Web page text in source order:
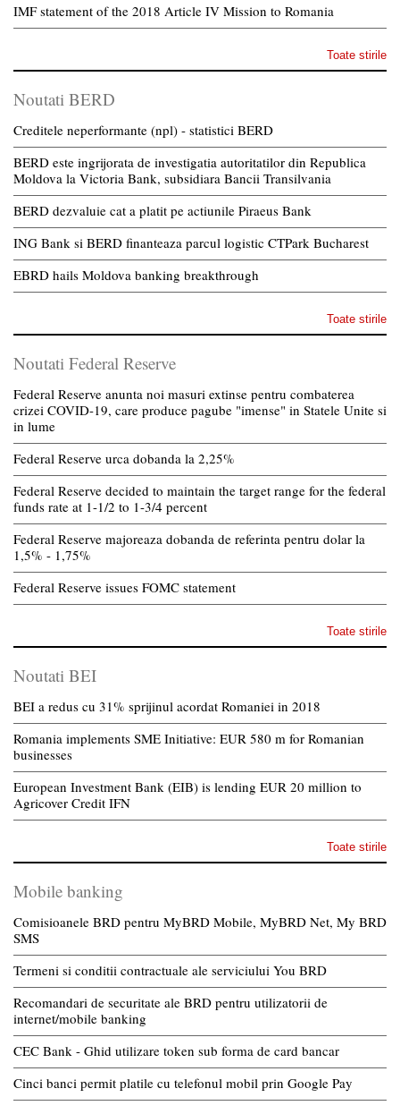
IMF statement of the 2018 Article IV Mission to Romania
Toate stirile
Noutati BERD
Creditele neperformante (npl) - statistici BERD
BERD este ingrijorata de investigatia autoritatilor din Republica
Moldova la Victoria Bank, subsidiara Bancii Transilvania
BERD dezvaluie cat a platit pe actiunile Piraeus Bank
ING Bank si BERD finanteaza parcul logistic CTPark Bucharest
EBRD hails Moldova banking breakthrough
Toate stirile
Noutati Federal Reserve
Federal Reserve anunta noi masuri extinse pentru combaterea
crizei COVID-19, care produce pagube "imense" in Statele Unite si
in lume
Federal Reserve urca dobanda la 2,25%
Federal Reserve decided to maintain the target range for the federal
funds rate at 1-1/2 to 1-3/4 percent
Federal Reserve majoreaza dobanda de referinta pentru dolar la
1,5% - 1,75%
Federal Reserve issues FOMC statement
Toate stirile
Noutati BEI
BEI a redus cu 31% sprijinul acordat Romaniei in 2018
Romania implements SME Initiative: EUR 580 m for Romanian
businesses
European Investment Bank (EIB) is lending EUR 20 million to
Agricover Credit IFN
Toate stirile
Mobile banking
Comisioanele BRD pentru MyBRD Mobile, MyBRD Net, My BRD
SMS
Termeni si conditii contractuale ale serviciului You BRD
Recomandari de securitate ale BRD pentru utilizatorii de
internet/mobile banking
CEC Bank - Ghid utilizare token sub forma de card bancar
Cinci banci permit platile cu telefonul mobil prin Google Pay